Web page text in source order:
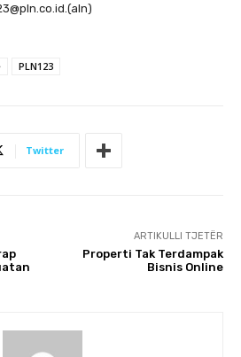
PLN123
Twitter
ARTIKULLI TJETËR
Properti Tak Terdampak
Bisnis Online